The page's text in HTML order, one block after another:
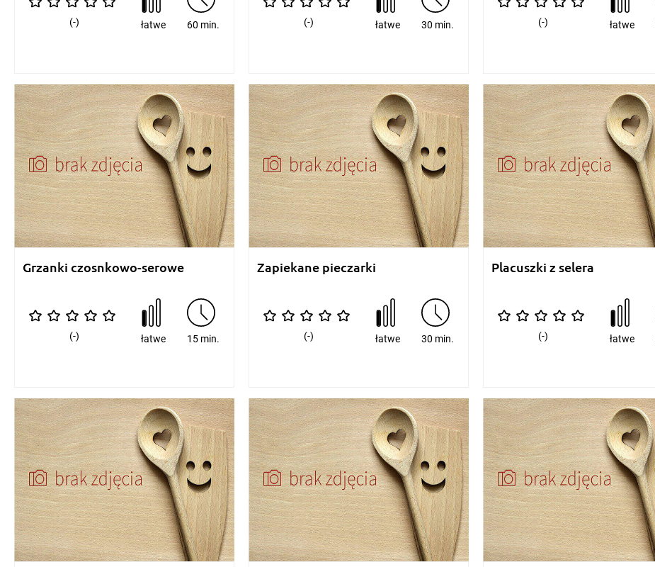
(-) łatwe 60 min. (-) łatwe 30 min. (-) łatwe
Grzanki czosnkowo-serowe
(-) łatwe 15 min.
Zapiekane pieczarki
(-) łatwe 30 min.
Placuszki z selera
(-) łatwe